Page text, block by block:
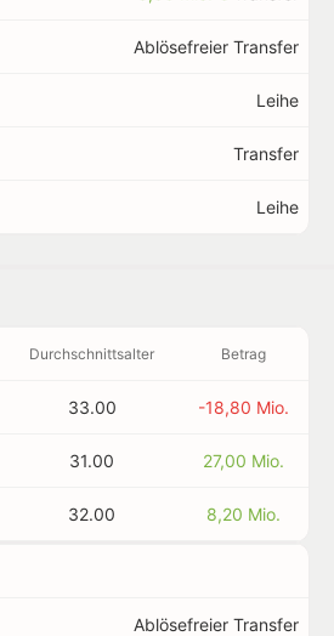
Ablösefreier Transfer
Leihe
Transfer
Leihe
Durchschnittsalter Betrag
33.00 -18,80 Mio.
31.00 27,00 Mio.
32.00 8,20 Mio.
Ablösefreier Transfer